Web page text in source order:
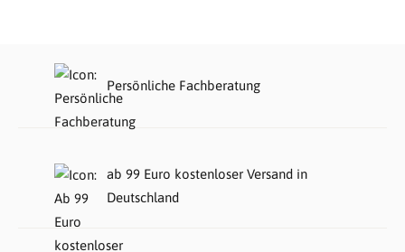
Persönliche Fachberatung
ab 99 Euro kostenloser Versand in
Deutschland